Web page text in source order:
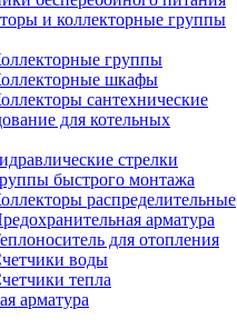
и коллекторные группы
группы
шкафы
сантехнические
для котельных
стрелки
быстрого монтажа
распределительные
арматура
для отопления
воды
тепла
арматура